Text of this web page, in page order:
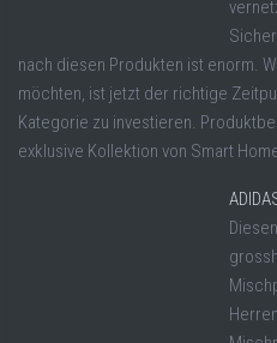
nach diesen Produkten ist enorm.
möchten, ist jetzt der richtige
Kategorie zu investieren.
exklusive Kollektion von Smart